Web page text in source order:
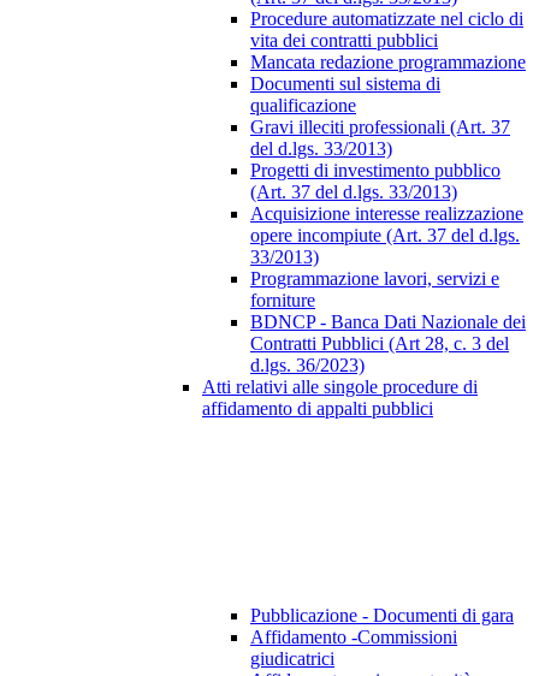
Procedure automatizzate nel ciclo di
vita dei contratti pubblici
Mancata redazione programmazione
Documenti sul sistema di
qualificazione
Gravi illeciti professionali (Art. 37
del d.lgs. 33/2013)
Progetti di investimento pubblico
(Art. 37 del d.lgs. 33/2013)
Acquisizione interesse realizzazione
opere incompiute (Art. 37 del d.lgs.
33/2013)
Programmazione lavori, servizi e
forniture
BDNCP - Banca Dati Nazionale dei
Contratti Pubblici (Art 28, c. 3 del
d.lgs. 36/2023)
Atti relativi alle singole procedure di
affidamento di appalti pubblici
Pubblicazione - Documenti di gara
Affidamento -Commissioni
giudicatrici